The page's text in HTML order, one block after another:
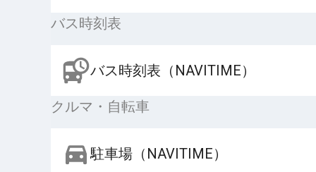
バス時刻表
バス時刻表（NAVITIME）
クルマ・自転車
駐車場（NAVITIME）